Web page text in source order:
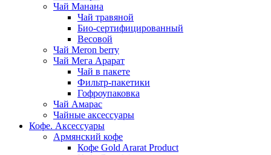
Чай Манана
Чай травяной
Био-сертифицированный
Весовой
Чай Meron berry
Чай Мега Арарат
Чай в пакете
Фильтр-пакетики
Гофроупаковка
Чай Амарас
Чайные аксессуары
Кофе. Аксессуары
Армянский кофе
Кофе Gold Ararat Product